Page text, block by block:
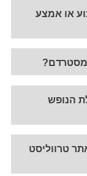
או אמצע
הנופש
טרווליסט